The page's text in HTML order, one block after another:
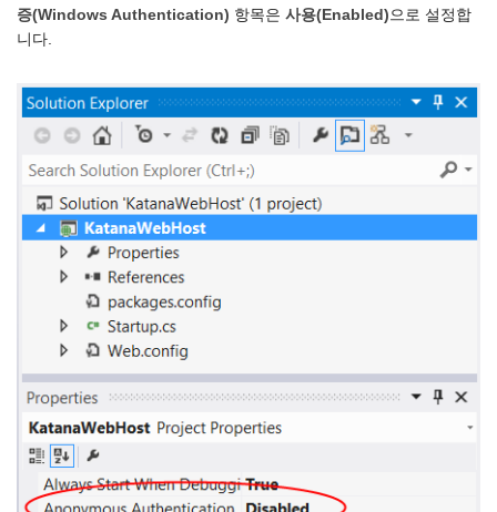
증(Windows Authentication) 항목은 사용(Enabled) 으로 설정합
니다.